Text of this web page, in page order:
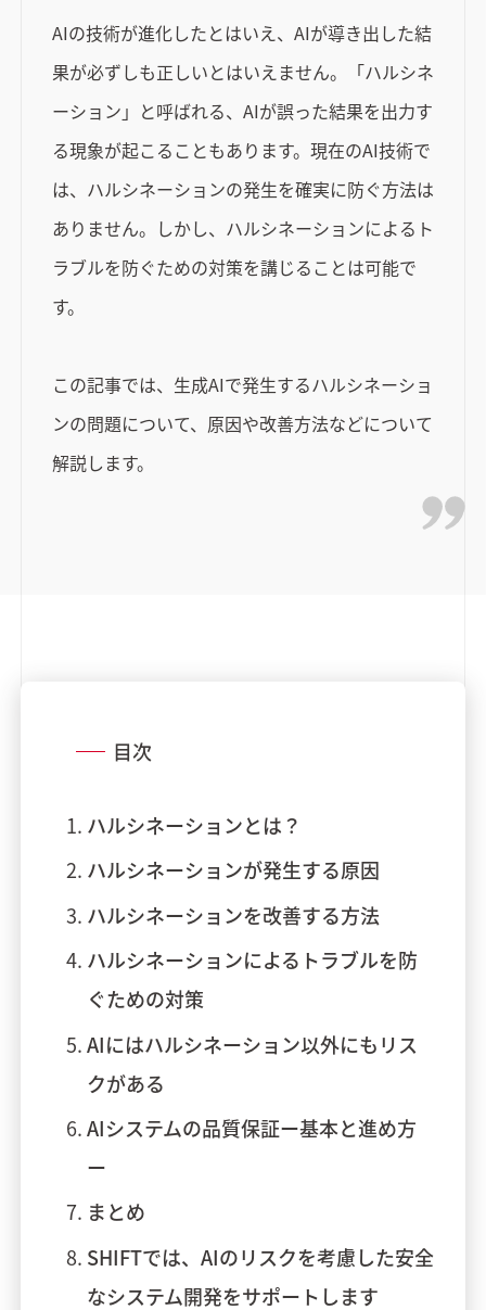
AIの技術が進化したとはいえ、AIが導き出した結
果が必ずしも正しいとはいえません。「ハルシネ
ーション」と呼ばれる、AIが誤った結果を出力す
る現象が起こることもあります。現在のAI技術で
は、ハルシネーションの発生を確実に防ぐ方法は
ありません。しかし、ハルシネーションによるト
ラブルを防ぐための対策を講じることは可能で
す。
この記事では、生成AIで発生するハルシネーショ
ンの問題について、原因や改善方法などについて
解説します。
目次
ハルシネーションとは？
ハルシネーションが発生する原因
ハルシネーションを改善する方法
ハルシネーションによるトラブルを防
ぐための対策
AIにはハルシネーション以外にもリス
クがある
AIシステムの品質保証ー基本と進め方
ー
まとめ
SHIFTでは、AIのリスクを考慮した安全
なシステム開発をサポートします